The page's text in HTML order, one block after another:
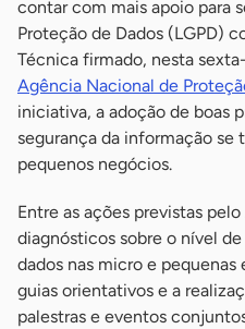
contar com mais apoio para
Proteção de Dados (LGPD)
Técnica firmado, nesta
Agência Nacional de
iniciativa, a adoção de boas
segurança da informação se
pequenos negócios.
Entre as ações previstas
diagnósticos sobre o nível
dados nas micro e pequenas
guias orientativos e a
palestras e eventos